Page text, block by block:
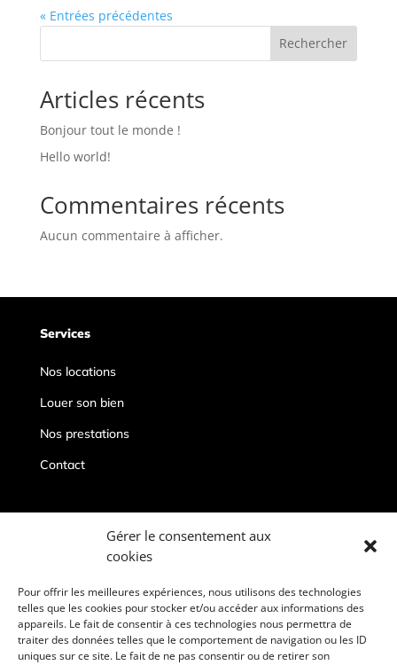
Gérer le consentement aux
cookies
Pour offrir les meilleures expériences, nous utilisons des technologies
telles que les cookies pour stocker et/ou accéder aux informations des
appareils. Le fait de consentir à ces technologies nous permettra de
traiter des données telles que le comportement de navigation ou les ID
uniques sur ce site. Le fait de ne pas consentir ou de retirer son
« Entrées précédentes
Rechercher
Articles récents
Bonjour tout le monde !
Hello world!
Commentaires récents
Aucun commentaire à afficher.
Services
Nos locations
Louer son bien
Nos prestations
Contact
conciergeriepriveedeauville@gmail.com
06 67 19 96 86
Deauville, 14800